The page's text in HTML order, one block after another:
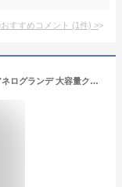
すすめコメント (1件) >
ボディバッグ レディース anelloGRANDE アネログランデ 大容量クロスボディ 15L ピンク/ブラック/ベージュ かばん かわいい おしゃれ ニッセン nissen